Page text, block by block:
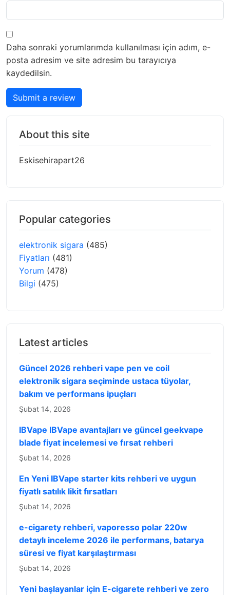
Daha sonraki yorumlarımda kullanılması için adım, e-
posta adresim ve site adresim bu tarayıcıya
kaydedilsin.
Submit a review
About this site
Eskisehirapart26
Popular categories
elektronik sigara (485)
Fiyatları (481)
Yorum (478)
Bilgi (475)
Latest articles
Güncel 2026 rehberi vape pen ve coil
elektronik sigara seçiminde ustaca tüyolar,
bakım ve performans ipuçları
Şubat 14, 2026
IBVape IBVape avantajları ve güncel geekvape
blade fiyat incelemesi ve fırsat rehberi
Şubat 14, 2026
En Yeni IBVape starter kits rehberi ve uygun
fiyatlı satılık likit fırsatları
Şubat 14, 2026
e-cigarety rehberi, vaporesso polar 220w
detaylı inceleme 2026 ile performans, batarya
süresi ve fiyat karşılaştırması
Şubat 14, 2026
Yeni başlayanlar için E-cigarete rehberi ve zero